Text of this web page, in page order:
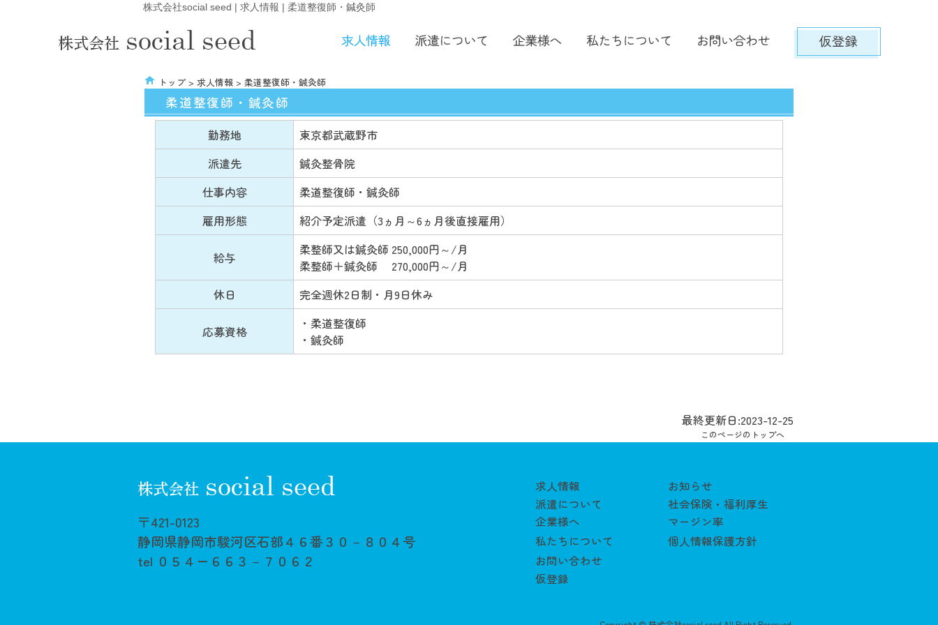
株式会社social seed | 求人情報 | 柔道整復師・鍼灸師
トップ > 求人情報 > 柔道整復師・鍼灸師
柔道整復師・鍼灸師
勤務地
東京都武蔵野市
派遣先
鍼灸整骨院
仕事内容
柔道整復師・鍼灸師
雇用形態
紹介予定派遣（3ヵ月～6ヵ月後直接雇用）
給与
柔整師又は鍼灸師 250,000円～/月
柔整師＋鍼灸師 270,000円～/月
休日
完全週休2日制・月9日休み
応募資格
・柔道整復師
・鍼灸師
最終更新日:2023-12-25
このページのトップへ
求人情報
お知らせ
派遣について
社会保険・福利厚生
〒421-0123 企業様へ マージン率
静岡県静岡市駿河区石部４６番３０－８０４号 私たちについて 個人情報保護方針
tel ０５４ー６６３－７０６２
お問い合わせ
仮登録